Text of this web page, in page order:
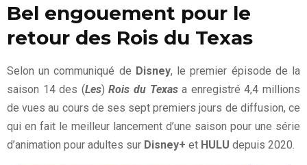
Bel engouement pour le
retour des Rois du Texas
Selon un communiqué de Disney, le premier épisode de la
saison 14 des (Les)Rois du Texasa enregistré 4,4 millions
de vues au cours de ses sept premiers jours de diffusion, ce
qui en fait le meilleur lancement d’une saison pour une série
d’animation pour adultes sur Disney+ et HULU depuis 2020.